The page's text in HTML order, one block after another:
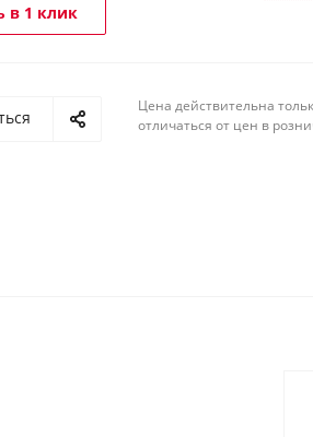
в 1 клик
Цена действительна
отличаться от цен в